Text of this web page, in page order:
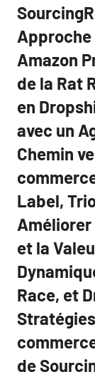
Amazon
de la Rat
en
avec un
Chemin
Label,
et la
Race, et
de